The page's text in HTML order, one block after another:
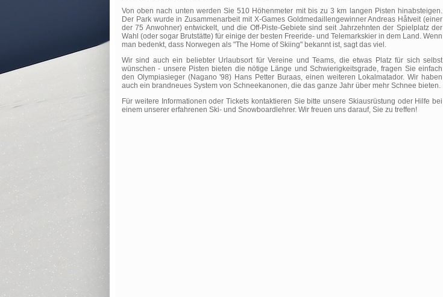
Von oben nach unten werden Sie 510 Höhenmeter mit bis zu 3 km langen Pisten hinabsteigen.
Der Park wurde in Zusammenarbeit mit X-Games Goldmedaillengewinner Andreas Håtveit (einer
der 75 Anwohner) entwickelt, und die Off-Piste-Gebiete sind seit Jahrzehnten der Spielplatz der
Wahl (oder sogar Brutstätte) für einige der besten Freeride- und Telemarkskier in dem Land. Wenn
man bedenkt, dass Norwegen als "The Home of Skiing" bekannt ist, sagt das viel.
Wir sind auch ein beliebter Urlaubsort für Vereine und Teams, die etwas Platz für sich selbst
wünschen - unsere Pisten bieten die nötige Länge und Schwierigkeitsgrade, fragen Sie einfach
den Olympiasieger (Nagano '98) Hans Petter Buraas, einen weiteren Lokalmatador. Wir haben
auch ein brandneues System von Schneekanonen, die das ganze Jahr über mehr Schnee bieten.
Für weitere Informationen oder Tickets kontaktieren Sie bitte unsere Skiausrüstung oder Hilfe bei
einem unserer erfahrenen Ski- und Snowboardlehrer. Wir freuen uns darauf, Sie zu treffen!